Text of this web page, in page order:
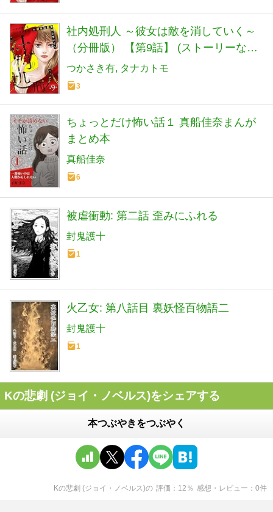
社内処刑人 ～彼女は敵を消していく～
（分冊版） 【第9話】 (ストーリーな女
たち)
つかさき有 タナカトモ
3
ちょっとだけ怖い話１ 真船佳奈まんが
まとめ本
真船佳奈
6
被虐衝動: 第二話 歪みにふれる
封鬼護十
1
火乙女: 第八話目 裏妖怪百物語二
封鬼護十
1
Kの悲劇 (ジョイ・ノベルス)をシェアする
本つぶやきをつぶやく
Kの悲劇 (ジョイ・ノベルス)の 評価 12 ％ 感想・レビュー 0件